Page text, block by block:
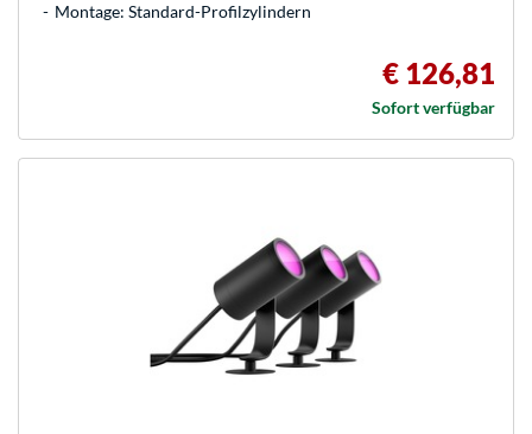
Montage: Standard-Profilzylindern
€ 126,81
Sofort verfügbar